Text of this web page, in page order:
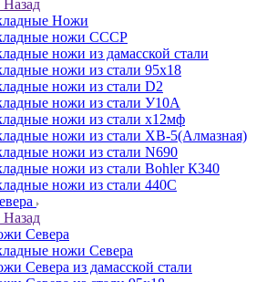
Назад
Ножи
ножи СССР
ножи из дамасской стали
ножи из стали 95х18
ножи из стали D2
ножи из стали У10А
ножи из стали х12мф
ножи из стали ХВ-5(Алмазная)
ножи из стали N690
ножи из стали Bohler К340
ножи из стали 440С
Назад
Севера
ножи Севера
Севера из дамасской стали